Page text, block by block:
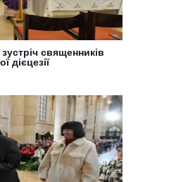
священників
дієцезії